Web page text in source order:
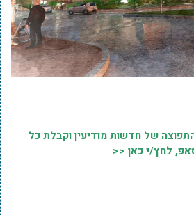
של חדשות מודיעין וקבלת כל
לחץ/י כאן <<